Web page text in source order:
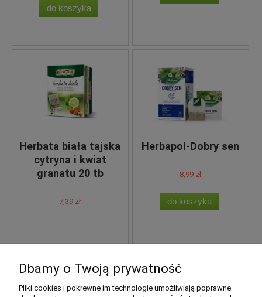
do koszyka
Herbata biała tajska
cytryna i kwiat
granatu 20 tb
7,39 zł
Herbapol-Dobry sen
8,99 zł
do koszyka
Dbamy o Twoją prywatność
Pliki cookies i pokrewne im technologie umożliwiają poprawne